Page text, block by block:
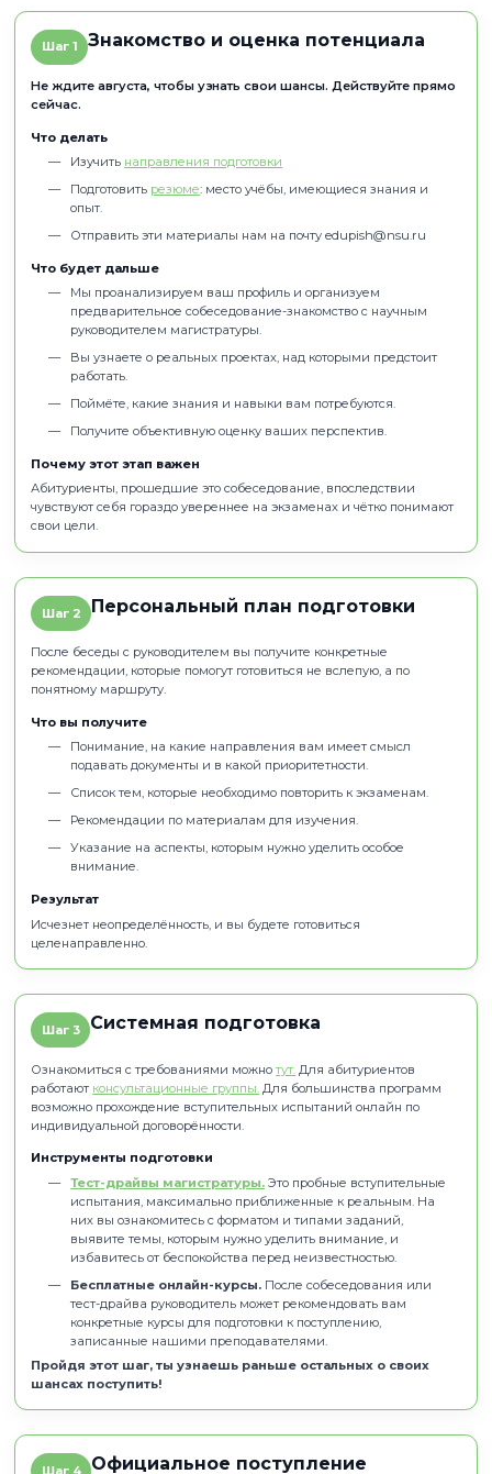
проектной работы, ориентация на карьерные цели и
стороны абитуриента.
Ваша траектория развития в
выбора направления до
Шаг 1 Знакомство и оценка
Не ждите августа, чтобы узнать свои шансы.
сейчас.
Подготовитьрезюме: место учёбы, имеющиеся
опыт.
Отправить эти материалы нам на почту
предварительное собеседование-знакомство с
руководителем магистратуры.
Вы узнаете о реальных проектах, над которыми
Поймёте, какие знания и навыки вам
Получите объективную оценку ваших перспектив.
Почему этот этап важен
чувствуют себя гораздо увереннее на экзаменах и
свои цели.
Шаг 2 Персональный план
После беседы с руководителем вы получите конкретные
рекомендации, которые помогут готовиться не вслепую,
понятному маршруту.
Понимание, на какие направления вам имеет
подавать документы и в какой приоритетности.
Список тем, которые необходимо повторить к
Рекомендации по материалам для изучения.
Указание на аспекты, которым нужно уделить
внимание.